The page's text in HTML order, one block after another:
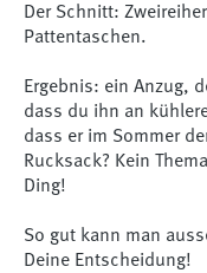
Der Schnitt:
Pattentaschen.
Ergebnis: ein Anzug,
dass du ihn an
dass er im Sommer
Rucksack? Kein
Ding!
So gut kann man
Deine Entscheidung!